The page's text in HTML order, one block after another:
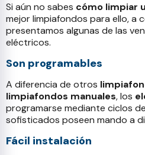
Si aún no sabes cómo limpiar
mejor limpiafondos para ello, a
presentamos algunas de las
eléctricos.
Son programables
A diferencia de otros
limpiafondos manuales, los
programarse mediante ciclos
sofisticados poseen mando a
Fácil instalación